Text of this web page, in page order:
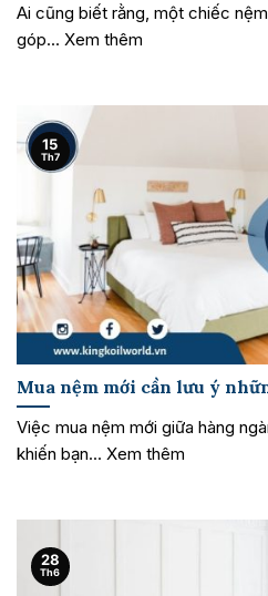
Ai cũng biết rằng, một chiếc
góp... Xem thêm
Mua nệm mới cần lưu ý
Việc mua nệm mới giữa hàng
khiến bạn... Xem thêm
15
Th7
28
Th6